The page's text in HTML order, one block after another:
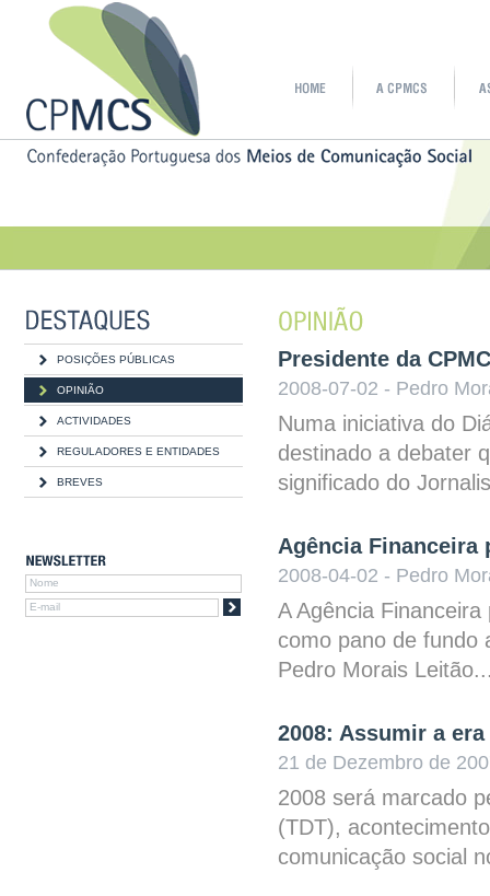
POSIÇÕES PÚBLICAS
OPINIÃO
ACTIVIDADES
REGULADORES E ENTIDADES
BREVES
Presidente da
2008-07-02 - Pedro
Numa iniciativa do
destinado a debater
significado do
Agência Financeira
2008-04-02 - Pedro
A Agência
como pano de fundo
Pedro Morais
2008: Assumir a
21 de Dezembro de
2008 será marcado
(TDT),
comunicação social